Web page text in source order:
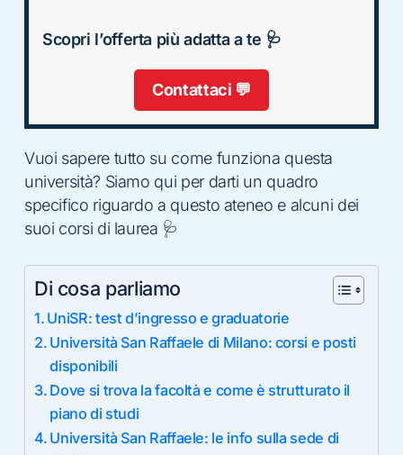
Scopri l’offerta più adatta a te 🩺
Contattaci 💬
Vuoi sapere tutto su come funziona questa
università? Siamo qui per darti un quadro
specifico riguardo a questo ateneo e alcuni dei
suoi corsi di laurea 🩺
Di cosa parliamo
UniSR: test d’ingresso e graduatorie
Università San Raffaele di Milano: corsi e posti
disponibili
Dove si trova la facoltà e come è strutturato il
piano di studi
Università San Raffaele: le info sulla sede di